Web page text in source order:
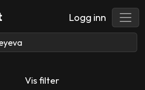
Logg inn
Vis filter